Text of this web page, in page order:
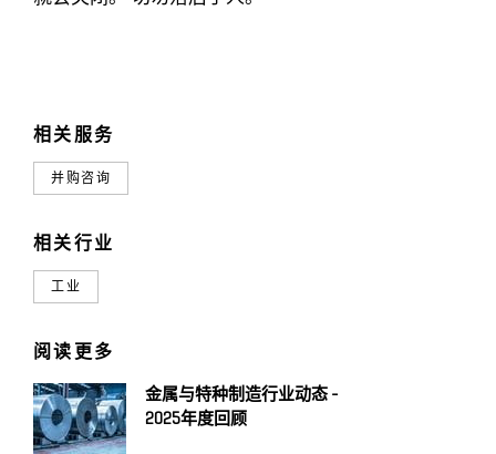
相关服务
并购咨询
相关行业
工业
阅读更多
金属与特种制造行业动态 -
2025年度回顾